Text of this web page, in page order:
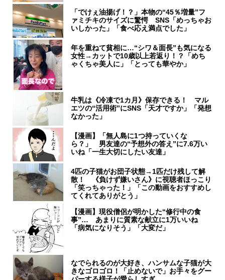
「でけぇ油揚げ！？」本物の“45％増量”フ
ァミチキのサイズに驚愕 SNS「めっちゃお
いしかった」「食べ応え満点でした」
年を重ねて貧相に…“シワ＆面長”も気になる
女性→カットで10歳以上若返り！？「めち
ゃくちゃ美人に」「とっても華やか」
牛乳は《冷凍で1カ月》保存できる！ マル
エツの“活用術”にSNS「天才ですか」「発想
なかった」
【漫画】「無人島に1つ持っていくな
ら？」 男友達の“予想外の答え”に7.6万い
いね「一生大切にしたい友達」
4匹の子猫がお団子状態→1匹だけ残して解
散！ 《負けず嫌いさん》に視聴者ほっこり
「笑っちゃった！」「この動画をおすすめし
てくれてありがとう」
【漫画】現役僧侶が明かした“修行中の食
事”… あまりに質素な献立に1万いいね
「病気になりそう」「大変だ」
なでられるのが大好き、ハンサムな子猫が大
きなゴロゴロ！「止めないで」お手々をグー